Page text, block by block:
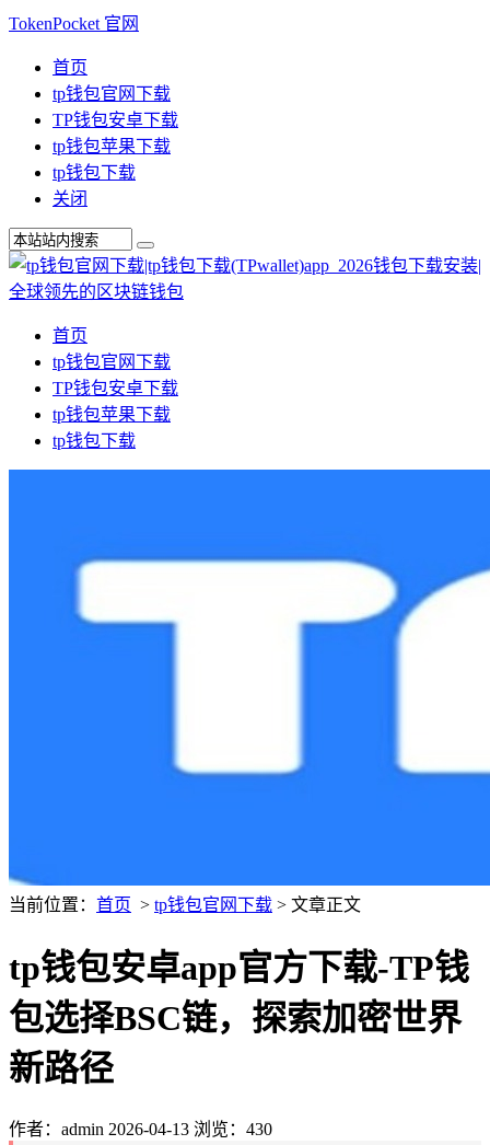
TokenPocket 官网
首页
tp钱包官网下载
TP钱包安卓下载
tp钱包苹果下载
tp钱包下载
关闭
首页
tp钱包官网下载
TP钱包安卓下载
tp钱包苹果下载
tp钱包下载
当前位置： 首页 > tp钱包官网下载 > 文章正文
tp钱包安卓app官方下载-TP钱
包选择BSC链，探索加密世界
新路径
作者：admin 2026-04-13 浏览：430